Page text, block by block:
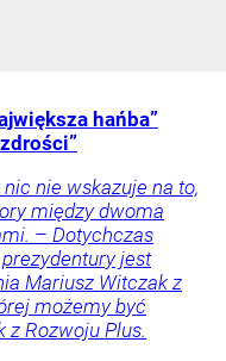
hańba”
nie wskazuje na to,
między dwoma
– Dotychczas
jest
Mariusz Witczak z
możemy być
Rozwoju Plus.